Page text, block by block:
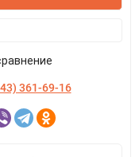
361-69-16